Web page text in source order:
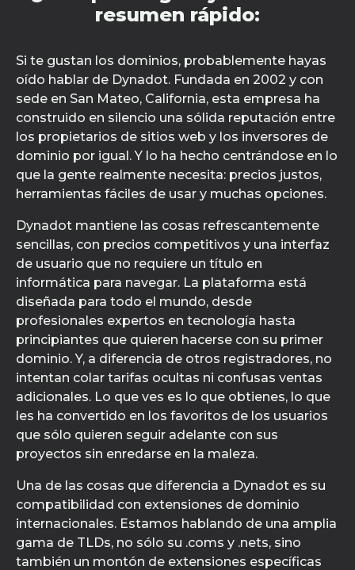
resumen rápido:
Si te gustan los dominios, probablemente hayas
oído hablar de Dynadot. Fundada en 2002 y con
sede en San Mateo, California, esta empresa ha
construido en silencio una sólida reputación entre
los propietarios de sitios web y los inversores de
dominio por igual. Y lo ha hecho centrándose en lo
que la gente realmente necesita: precios justos,
herramientas fáciles de usar y muchas opciones.
Dynadot mantiene las cosas refrescantemente
sencillas, con precios competitivos y una interfaz
de usuario que no requiere un título en
informática para navegar. La plataforma está
diseñada para todo el mundo, desde
profesionales expertos en tecnología hasta
principiantes que quieren hacerse con su primer
dominio. Y, a diferencia de otros registradores, no
intentan colar tarifas ocultas ni confusas ventas
adicionales. Lo que ves es lo que obtienes, lo que
les ha convertido en los favoritos de los usuarios
que sólo quieren seguir adelante con sus
proyectos sin enredarse en la maleza.
Una de las cosas que diferencia a Dynadot es su
compatibilidad con extensiones de dominio
internacionales. Estamos hablando de una amplia
gama de TLDs, no sólo su .coms y .nets, sino
también un montón de extensiones específicas